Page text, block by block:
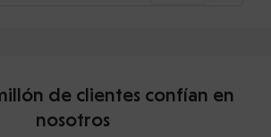
de clientes confían en
nosotros